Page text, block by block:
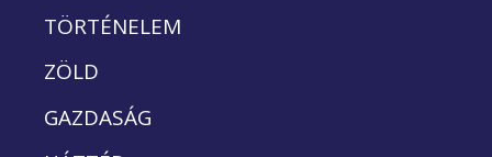
TÖRTÉNELEM
ZÖLD
GAZDASÁG